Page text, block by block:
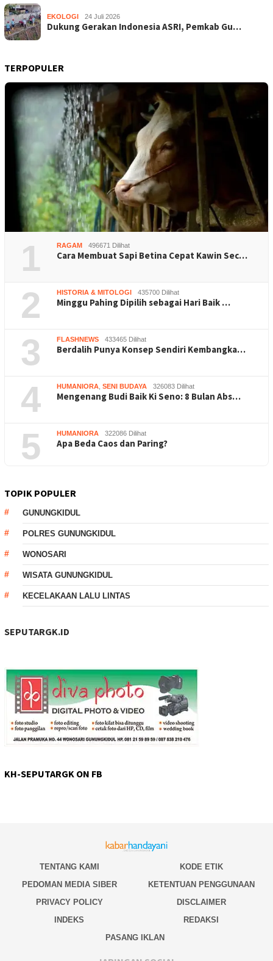
EKOLOGI 24 Juli 2026
Dukung Gerakan Indonesia ASRI, Pemkab Gu…
TERPOPULER
1 RAGAM 496671 Dilihat
Cara Membuat Sapi Betina Cepat Kawin Sec…
2 HISTORIA & MITOLOGI 435700 Dilihat
Minggu Pahing Dipilih sebagai Hari Baik …
3 FLASHNEWS 433465 Dilihat
Berdalih Punya Konsep Sendiri Kembangka…
4 HUMANIORA SENI BUDAYA 326083 Dilihat
Mengenang Budi Baik Ki Seno: 8 Bulan Abs…
5 HUMANIORA 322086 Dilihat
Apa Beda Caos dan Paring?
TOPIK POPULER
GUNUNGKIDUL
POLRES GUNUNGKIDUL
WONOSARI
WISATA GUNUNGKIDUL
KECELAKAAN LALU LINTAS
SEPUTARGK.ID
KH-SEPUTARGK ON FB
TENTANG KAMI
KODE ETIK
PEDOMAN MEDIA SIBER
KETENTUAN PENGGUNAAN
PRIVACY POLICY
DISCLAIMER
INDEKS
REDAKSI
PASANG IKLAN